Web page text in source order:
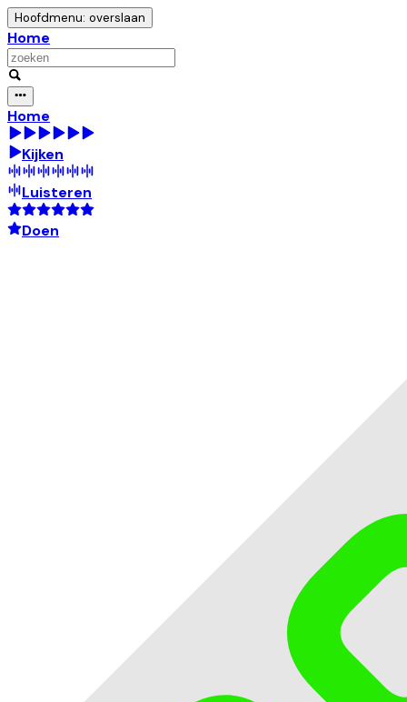
Hoofdmenu: overslaan
Home
Home
Kijken
Luisteren
Doen